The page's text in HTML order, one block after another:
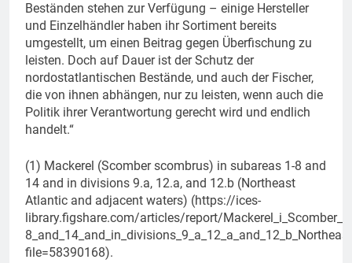
Beständen stehen zur Verfügung – einige Hersteller
und Einzelhändler haben ihr Sortiment bereits
umgestellt, um einen Beitrag gegen Überfischung zu
leisten. Doch auf Dauer ist der Schutz der
nordostatlantischen Bestände, und auch der Fischer,
die von ihnen abhängen, nur zu leisten, wenn auch die
Politik ihrer Verantwortung gerecht wird und endlich
handelt.“
(1) Mackerel (Scomber scombrus) in subareas 1-8 and
14 and in divisions 9.a, 12.a, and 12.b (Northeast
Atlantic and adjacent waters) (https://ices-
library.figshare.com/articles/report/
file=58390168).